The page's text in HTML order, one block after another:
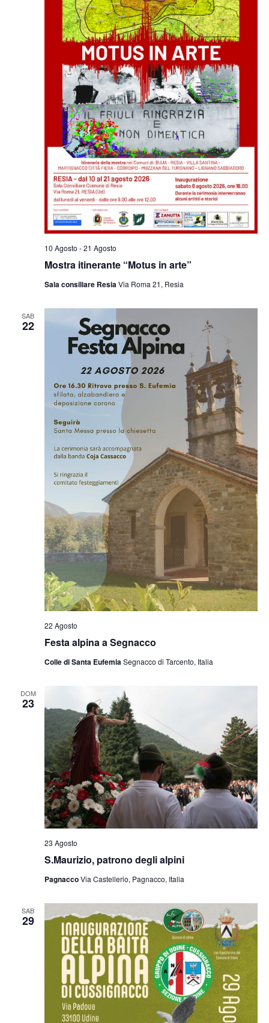
Mostra itinerante “Motus in arte”
10 Agosto -21 Agosto
Sala consiliare ResiaVia Roma 21, Resia
SAB
22
Festa alpina a Segnacco
22 Agosto
Colle di Santa EufemiaSegnacco di Tarcento, Italia
DOM
23
S.Maurizio, patrono degli alpini
23 Agosto
PagnaccoVia Castellerio, Pagnacco, Italia
SAB
29